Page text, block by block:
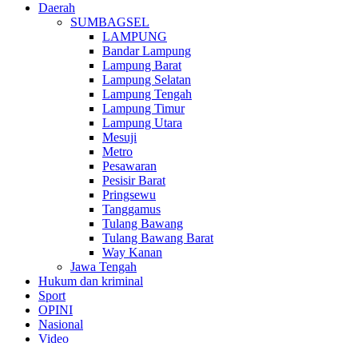
Daerah
SUMBAGSEL
LAMPUNG
Bandar Lampung
Lampung Barat
Lampung Selatan
Lampung Tengah
Lampung Timur
Lampung Utara
Mesuji
Metro
Pesawaran
Pesisir Barat
Pringsewu
Tanggamus
Tulang Bawang
Tulang Bawang Barat
Way Kanan
Jawa Tengah
Hukum dan kriminal
Sport
OPINI
Nasional
Video